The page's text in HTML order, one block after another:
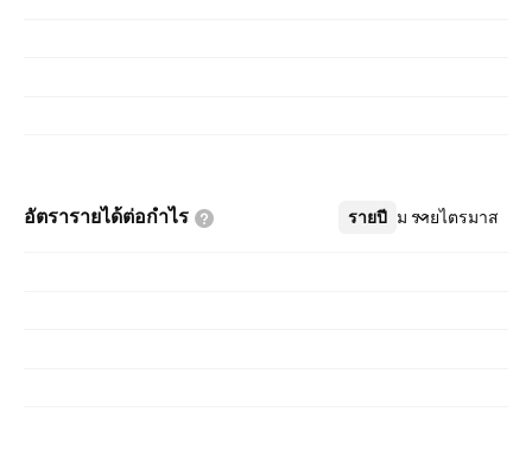
อัตรารายได้ต่อกำไร รายปี รายไตรมาส
เพิ่มเติม